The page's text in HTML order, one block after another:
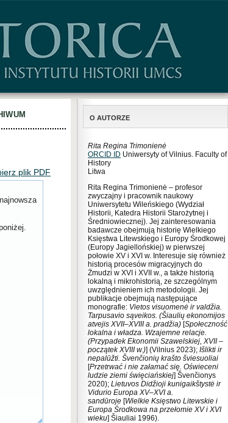
O AUTORZE
Rita Regina Trimonienė
ORCID ID Uniwersyty of Vilnius. Faculty of
History
Litwa
Rita Regina Trimonienė – profesor
zwyczajny i pracownik naukowy
Uniwersytetu Wileńskiego (Wydział
Historii, Katedra Historii Starożytnej i
Średniowiecznej). Jej zainteresowania
badawcze obejmują historię Wielkiego
Księstwa Litewskiego i Europy Środkowej
(Europy Jagiellońskiej) w pierwszej
połowie XV i XVI w. Interesuje się również
historią procesów migracyjnych do
Żmudzi w XVI i XVII w., a także historią
lokalną i mikrohistorią, ze szczególnym
uwzględnieniem ich metodologii. Jej
publikacje obejmują następujące
monografie: Vietos visuomenė ir valdžia.
Tarpusavio sąveikos. (Šiaulių ekonomijos
atvejis XVII–XVIII a. pradžia) [Społeczność
lokalna i władza. Wzajemne relacje.
(Przypadek Ekonomii Szawelskiej, XVII –
początek XVIII w.)] (Vilnius 2023); Išlikti ir
nepalūžti. Švenčionių krašto šviesuoliai
[Przetrwać i nie załamać się. Oświeceni
ludzie ziemi święciańskiej] Švenčionys
2020); Lietuvos Didžioji kunigaikštystė ir
Vidurio Europa XV–XVI a.
sandūroje [Wielkie Księstwo Litewskie i
Europa Środkowa na przełomie XV i XVI
wieku] Šiauliai 1996).
plik PDF